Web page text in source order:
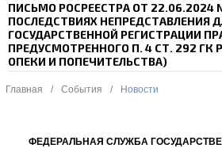
ПИСЬМО РОСРЕЕСТРА ОТ 22.06.2024
ПОСЛЕДСТВИЯХ НЕПРЕДСТАВЛЕНИЯ
ГОСУДАРСТВЕННОЙ РЕГИСТРАЦИИ
ПРЕДУСМОТРЕННОГО П. 4 СТ. 292 ГК
ОПЕКИ И ПОПЕЧИТЕЛЬСТВА)
Главная / События / Новости
ФЕДЕРАЛЬНАЯ СЛУЖБА